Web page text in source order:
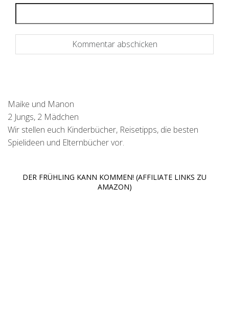
Maike und Manon
2 Jungs, 2 Mädchen
Wir stellen euch Kinderbücher, Reisetipps, die besten
Spielideen und Elternbücher vor.
DER FRÜHLING KANN KOMMEN! (AFFILIATE LINKS ZU
AMAZON)